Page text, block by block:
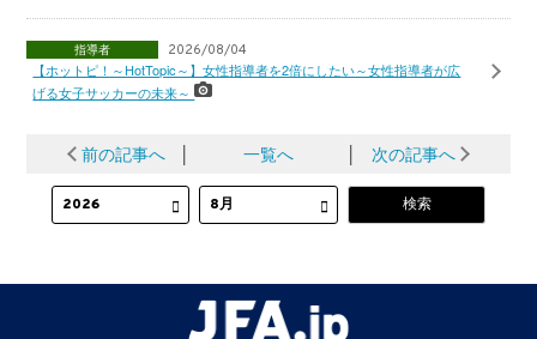
指導者 2026/08/04
【ホットピ！～HotTopic～】女性指導者を2倍にしたい～女性指導者が広
げる女子サッカーの未来～
前の記事へ │ 一覧へ │ 次の記事へ